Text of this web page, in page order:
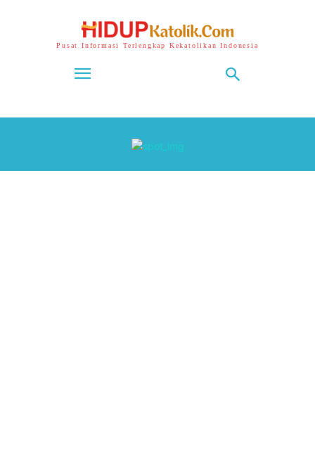
Pusat Informasi Terlengkap Kekatolikan Indonesia